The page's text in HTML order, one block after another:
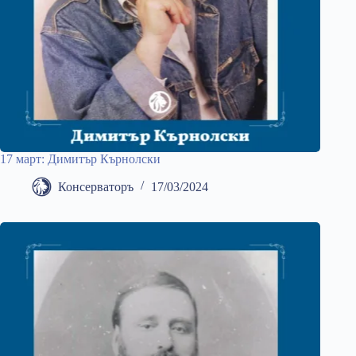
17 март: Димитър Кърнолски
Консерваторъ 17/03/2024